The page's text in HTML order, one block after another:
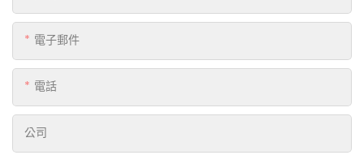
電子郵件
電話
公司